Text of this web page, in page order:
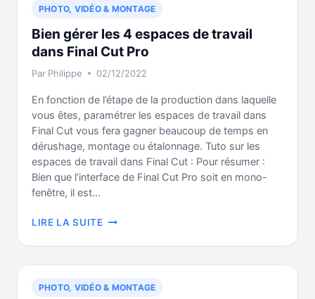
PLAN
DANS
CUT
PRO
10
ÉTAPES
PHOTO, VIDÉO & MONTAGE
Bien gérer les 4 espaces de travail
dans Final Cut Pro
Par Philippe 02/12/2022
En fonction de l’étape de la production dans laquelle
vous êtes, paramétrer les espaces de travail dans
Final Cut vous fera gagner beaucoup de temps en
dérushage, montage ou étalonnage. Tuto sur les
espaces de travail dans Final Cut : Pour résumer :
Bien que l’interface de Final Cut Pro soit en mono-
fenêtre, il est…
LIRE LA SUITEBIEN
LES
4
DE
PHOTO, VIDÉO & MONTAGE